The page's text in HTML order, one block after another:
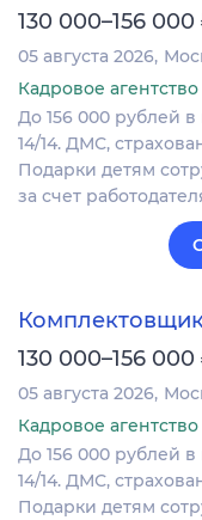
130 000–156 000
05 августа 2026
Кадровое
До 156 000 рублей
14/14. ДМС,
Подарки детям
за счет
130 000–156 000
05 августа 2026
Кадровое
До 156 000 рублей
14/14. ДМС,
Подарки детям